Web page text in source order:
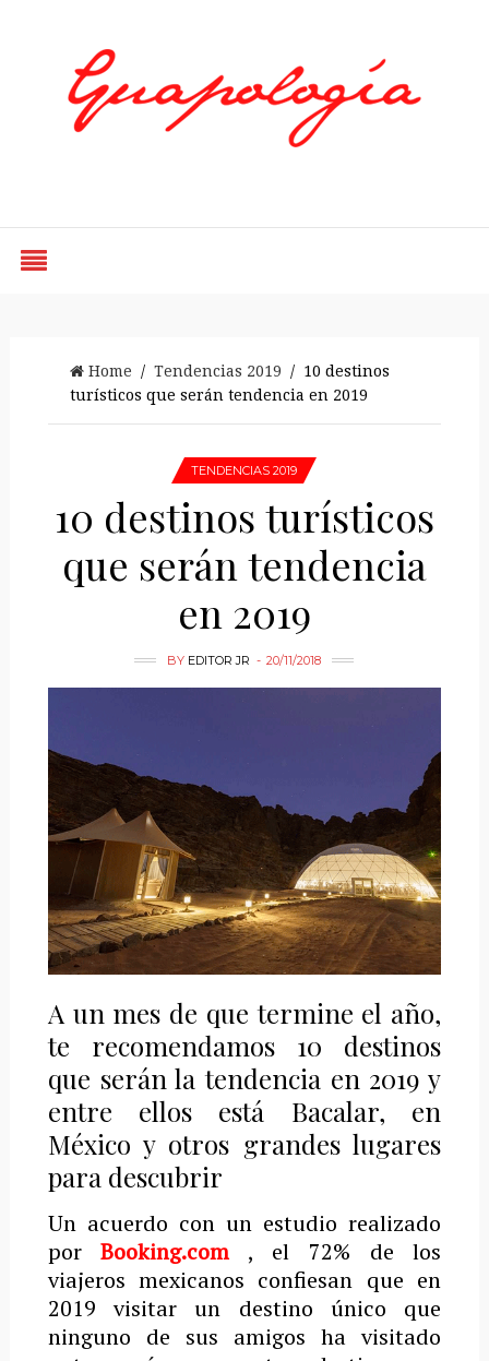
Home / Tendencias 2019 / 10 destinos
turísticos que serán tendencia en 2019
TENDENCIAS 2019
10 destinos turísticos
que serán tendencia
en 2019
BY EDITOR JR 20/11/2018
A un mes de que termine el año,
te recomendamos 10 destinos
que serán la tendencia en 2019 y
entre ellos está Bacalar, en
México y otros grandes lugares
para descubrir
Un acuerdo con un estudio realizado
porBooking.com , el 72% de los
viajeros mexicanos confiesan que en
2019 visitar un destino único que
ninguno de sus amigos ha visitado